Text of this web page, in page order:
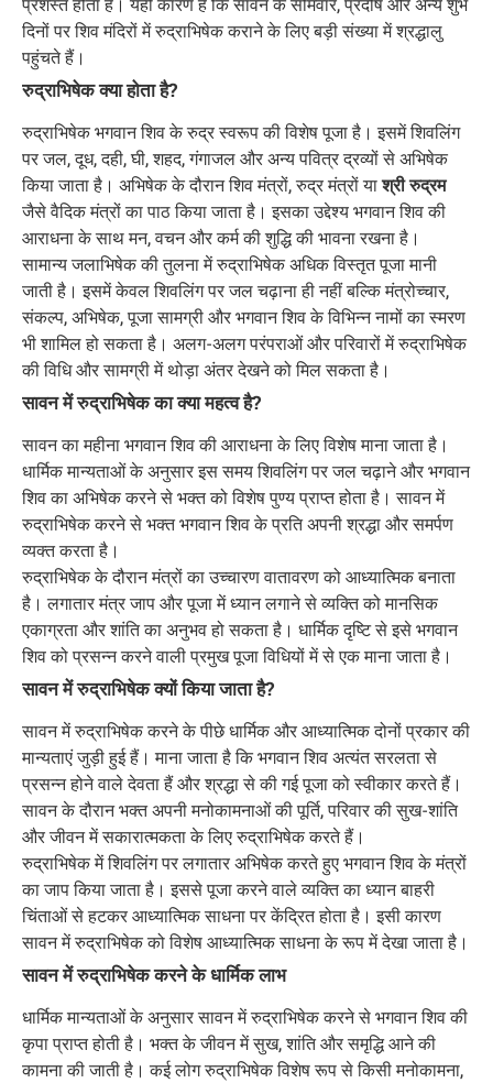
दिनों पर शिव मंदिरों में रुद्राभिषेक कराने के लिए बड़ी संख्या में श्रद्धालु
पहुंचते हैं।
रुद्राभिषेक क्या होता है?
रुद्राभिषेक भगवान शिव के रुद्र स्वरूप की विशेष पूजा है। इसमें शिवलिंग
पर जल, दूध, दही, घी, शहद, गंगाजल और अन्य पवित्र द्रव्यों से अभिषेक
किया जाता है। अभिषेक के दौरान शिव मंत्रों, रुद्र मंत्रों याश्री रुद्रम
जैसे वैदिक मंत्रों का पाठ किया जाता है। इसका उद्देश्य भगवान शिव की
आराधना के साथ मन, वचन और कर्म की शुद्धि की भावना रखना है।
सामान्य जलाभिषेक की तुलना में रुद्राभिषेक अधिक विस्तृत पूजा मानी
जाती है। इसमें केवल शिवलिंग पर जल चढ़ाना ही नहीं बल्कि मंत्रोच्चार,
संकल्प, अभिषेक, पूजा सामग्री और भगवान शिव के विभिन्न नामों का स्मरण
भी शामिल हो सकता है। अलग-अलग परंपराओं और परिवारों में रुद्राभिषेक
की विधि और सामग्री में थोड़ा अंतर देखने को मिल सकता है।
सावन में रुद्राभिषेक का क्या महत्व है?
सावन का महीना भगवान शिव की आराधना के लिए विशेष माना जाता है।
धार्मिक मान्यताओं के अनुसार इस समय शिवलिंग पर जल चढ़ाने और भगवान
शिव का अभिषेक करने से भक्त को विशेष पुण्य प्राप्त होता है। सावन में
रुद्राभिषेक करने से भक्त भगवान शिव के प्रति अपनी श्रद्धा और समर्पण
व्यक्त करता है।
रुद्राभिषेक के दौरान मंत्रों का उच्चारण वातावरण को आध्यात्मिक बनाता
है। लगातार मंत्र जाप और पूजा में ध्यान लगाने से व्यक्ति को मानसिक
एकाग्रता और शांति का अनुभव हो सकता है। धार्मिक दृष्टि से इसे भगवान
शिव को प्रसन्न करने वाली प्रमुख पूजा विधियों में से एक माना जाता है।
सावन में रुद्राभिषेक क्यों किया जाता है?
सावन में रुद्राभिषेक करने के पीछे धार्मिक और आध्यात्मिक दोनों प्रकार की
मान्यताएं जुड़ी हुई हैं। माना जाता है कि भगवान शिव अत्यंत सरलता से
प्रसन्न होने वाले देवता हैं और श्रद्धा से की गई पूजा को स्वीकार करते हैं।
सावन के दौरान भक्त अपनी मनोकामनाओं की पूर्ति, परिवार की सुख-शांति
और जीवन में सकारात्मकता के लिए रुद्राभिषेक करते हैं।
रुद्राभिषेक में शिवलिंग पर लगातार अभिषेक करते हुए भगवान शिव के मंत्रों
का जाप किया जाता है। इससे पूजा करने वाले व्यक्ति का ध्यान बाहरी
चिंताओं से हटकर आध्यात्मिक साधना पर केंद्रित होता है। इसी कारण
सावन में रुद्राभिषेक को विशेष आध्यात्मिक साधना के रूप में देखा जाता है।
सावन में रुद्राभिषेक करने के धार्मिक लाभ
धार्मिक मान्यताओं के अनुसार सावन में रुद्राभिषेक करने से भगवान शिव की
कृपा प्राप्त होती है। भक्त के जीवन में सुख, शांति और समृद्धि आने की
कामना की जाती है। कई लोग रुद्राभिषेक विशेष रूप से किसी मनोकामना,